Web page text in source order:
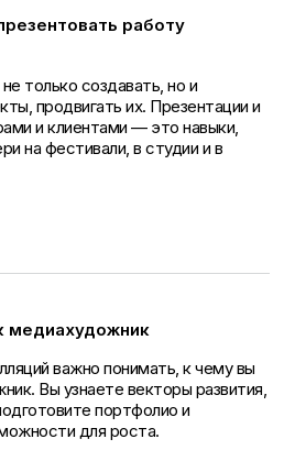
медиахудожник
важно понимать, к чему вы
Вы узнаете векторы развития,
портфолио и
для роста.
работу
только создавать, но и
продвигать их. Презентации и
и клиентами — это навыки,
на фестивали, в студии и в